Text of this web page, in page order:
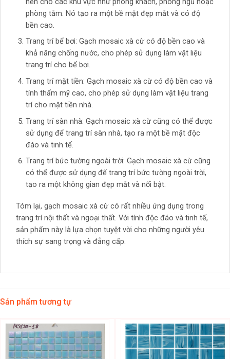
phòng tắm. Nó tạo ra một bề mặt đẹp mắt và có độ
bền cao.
Trang trí bể bơi: Gạch mosaic xà cừ có độ bền cao và
khả năng chống nước, cho phép sử dụng làm vật liệu
trang trí cho bể bơi.
Trang trí mặt tiền: Gạch mosaic xà cừ có độ bền cao và
tính thẩm mỹ cao, cho phép sử dụng làm vật liệu trang
trí cho mặt tiền nhà.
Trang trí sàn nhà: Gạch mosaic xà cừ cũng có thể được
sử dụng để trang trí sàn nhà, tạo ra một bề mặt độc
đáo và tinh tế.
Trang trí bức tường ngoài trời: Gạch mosaic xà cừ cũng
có thể được sử dụng để trang trí bức tường ngoài trời,
tạo ra một không gian đẹp mắt và nổi bật.
Tóm lại, gạch mosaic xà cừ có rất nhiều ứng dụng trong
trang trí nội thất và ngoại thất. Với tính độc đáo và tinh tế,
sản phẩm này là lựa chọn tuyệt vời cho những người yêu
thích sự sang trọng và đẳng cấp.
Sản phẩm tương tự